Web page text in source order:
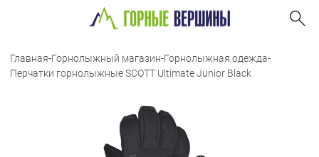
Главная-Горнолыжный магазин-Горнолыжная одежда-
Перчатки горнолыжные SCOTT Ultimate Junior Black